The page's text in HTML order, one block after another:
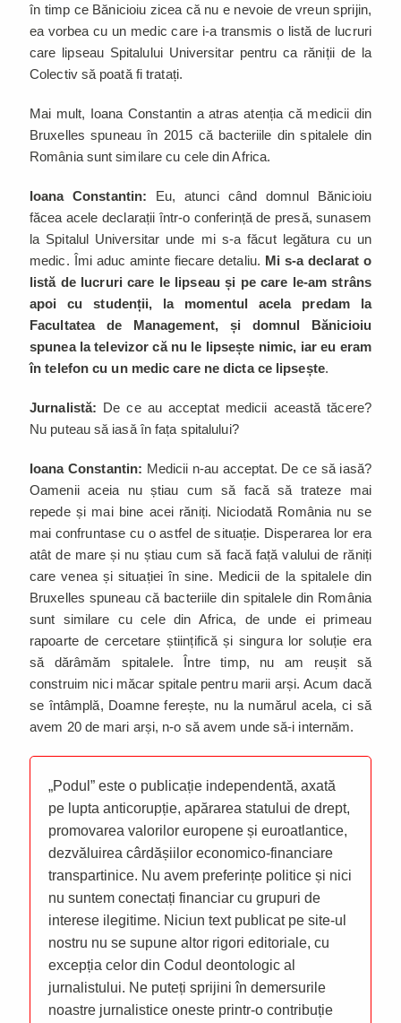
în timp ce Bănicioiu zicea că nu e nevoie de vreun sprijin,
ea vorbea cu un medic care i-a transmis o listă de lucruri
care lipseau Spitalului Universitar pentru ca răniții de la
Colectiv să poată fi tratați.
Mai mult, Ioana Constantin a atras atenția că medicii din
Bruxelles spuneau în 2015 că bacteriile din spitalele din
România sunt similare cu cele din Africa.
Ioana Constantin: Eu, atunci când domnul Bănicioiu
făcea acele declarații într-o conferință de presă, sunasem
la Spitalul Universitar unde mi s-a făcut legătura cu un
medic. Îmi aduc aminte fiecare detaliu. Mi s-a declarat o
listă de lucruri care le lipseau și pe care le-am strâns
apoi cu studenții, la momentul acela predam la
Facultatea de Management, și domnul Bănicioiu
spunea la televizor că nu le lipsește nimic, iar eu eram
în telefon cu un medic care ne dicta ce lipsește.
Jurnalistă: De ce au acceptat medicii această tăcere?
Nu puteau să iasă în fața spitalului?
Ioana Constantin: Medicii n-au acceptat. De ce să iasă?
Oamenii aceia nu știau cum să facă să trateze mai
repede și mai bine acei răniți. Niciodată România nu se
mai confruntase cu o astfel de situație. Disperarea lor era
atât de mare și nu știau cum să facă față valului de răniți
care venea și situației în sine. Medicii de la spitalele din
Bruxelles spuneau că bacteriile din spitalele din România
sunt similare cu cele din Africa, de unde ei primeau
rapoarte de cercetare științifică și singura lor soluție era
să dărâmăm spitalele. Între timp, nu am reușit să
construim nici măcar spitale pentru marii arși. Acum dacă
se întâmplă, Doamne ferește, nu la numărul acela, ci să
avem 20 de mari arși, n-o să avem unde să-i internăm.
„Podul” este o publicație independentă, axată
pe lupta anticorupție, apărarea statului de drept,
promovarea valorilor europene și euroatlantice,
dezvăluirea cârdășiilor economico-financiare
transpartinice. Nu avem preferințe politice și nici
nu suntem conectați financiar cu grupuri de
interese ilegitime. Niciun text publicat pe site-ul
nostru nu se supune altor rigori editoriale, cu
excepția celor din Codul deontologic al
jurnalistului. Ne puteți sprijini în demersurile
noastre jurnalistice oneste printr-o contribuție